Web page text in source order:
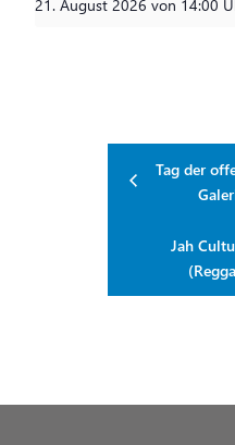
21. August 2026 von 14:00
Tag der
Jah